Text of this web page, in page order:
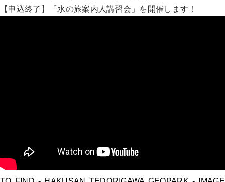
【申込終了】「水の旅案内人講習会」を開催します！